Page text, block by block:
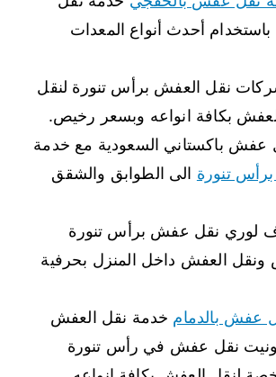
أحدث أنواع المعدات
نقل العفش برأس تنورة لنقل
بكافة انواعه وبسعر رخيص.
عفش باكستاني السعودية مع خدمة
تنورة الى الطوابق والشقق
لوري نقل عفش برأس تنورة
العفش داخل المنزل بحرفية
عفش بالدمام خدمة نقل العفش
نقل عفش في رأس تنورة